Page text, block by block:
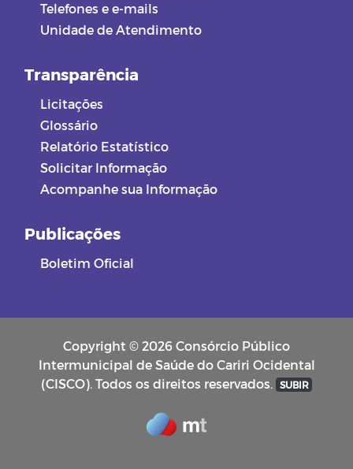
Telefones e e-mails
Unidade de Atendimento
Transparência
Licitações
Glossário
Relatório Estatístico
Solicitar Informação
Acompanhe sua Informação
Publicações
Boletim Oficial
Copyright © 2026 Consórcio Público
Intermunicipal de Saúde do Cariri Ocidental
(CISCO). Todos os direitos reservados.
SUBIR